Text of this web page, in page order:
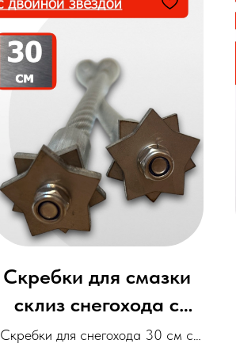
Скребки для смазки
склиз снегохода с
двойной звездой 30 см
Скребки для снегохода 30 см с